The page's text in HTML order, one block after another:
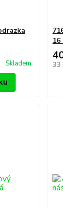
Skladem 33